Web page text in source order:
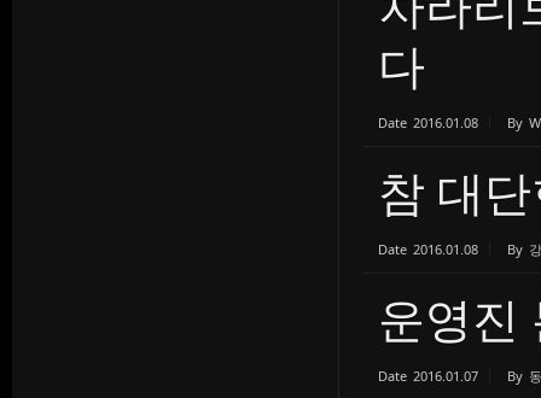
다
Date 2016.01.08 By
참 대
Date 2016.01.08 By
운영진
Date 2016.01.07 By